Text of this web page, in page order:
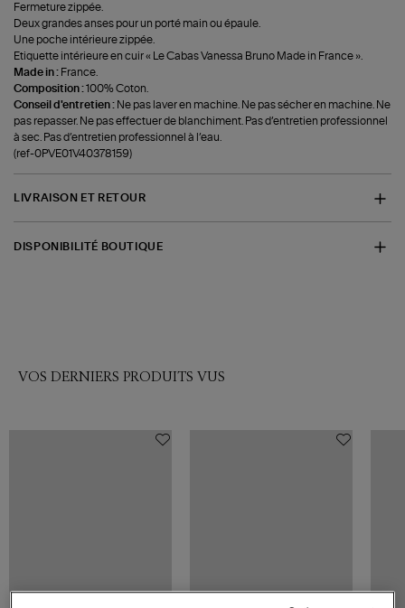
Fermeture zippée.
Deux grandes anses pour un porté main ou épaule.
Une poche intérieure zippée.
Etiquette intérieure en cuir « Le Cabas Vanessa Bruno Made in France ».
Made in : France.
Composition :100% Coton.
Conseil d'entretien : Ne pas laver en machine. Ne pas sécher en machine. Ne
pas repasser. Ne pas effectuer de blanchiment. Pas d’entretien professionnel
à sec. Pas d’entretien professionnel à l’eau.
(ref-0PVE01V40378159)
LIVRAISON ET RETOUR
DISPONIBILITÉ BOUTIQUE
VOS DERNIERS PRODUITS VUS